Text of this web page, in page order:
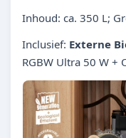
Inhoud: ca. 350 L;
Inclusief: Externe
RGBW Ultra 50 W +